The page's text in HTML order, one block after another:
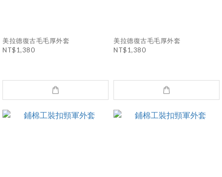
美拉德復古毛毛厚外套
NT$1,380
美拉德復古毛毛厚外套
NT$1,380